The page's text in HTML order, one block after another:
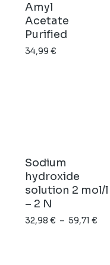
Amyl
Acetate
Purified
34,99€
Sodium
hydroxide
solution 2 mol/l
– 2 N
32,98€ – 59,71€